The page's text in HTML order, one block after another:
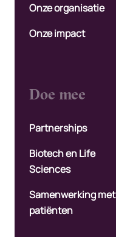
Onze organisatie
Onze impact
Doe mee
Partnerships
Biotech en Life
Sciences
Samenwerking met
patiënten